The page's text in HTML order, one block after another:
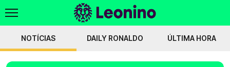
NOTÍCIAS DAILY RONALDO ÚLTIMA HORA